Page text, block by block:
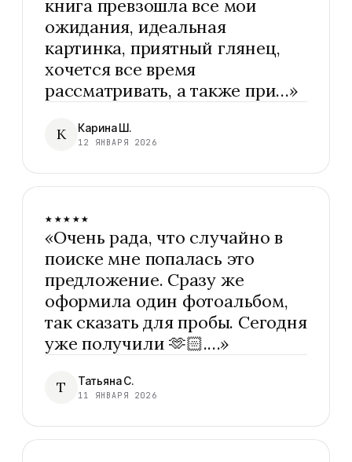
книга превзошла все мои
ожидания, идеальная
картинка, приятный глянец,
хочется все время
рассматривать, а также при…»
К Карина Ш.
12 ЯНВАРЯ 2026
★★★★★
«Очень рада, что случайно в
поиске мне попалась это
предложение. Сразу же
оформила один фотоальбом,
так сказать для пробы. Сегодня
уже получили 🫶🏻.…»
Т Татьяна С.
11 ЯНВАРЯ 2026